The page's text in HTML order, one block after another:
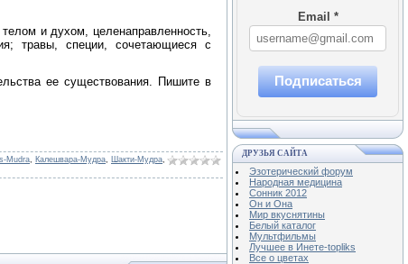
и духом, целенаправленность,
травы, специи, сочетающиеся с
ее существования. Пишите в
Mudra, Калешвара-Мудра, Шакти-Мудра,
Email *
Подписаться
ДРУЗЬЯ САЙТА
Эзотерический форум
Народная медицина
Сонник 2012
Он и Она
Мир вкуснятины
Белый каталог
Мультфильмы
Лучшее в Инете-topliks
Все о цветах